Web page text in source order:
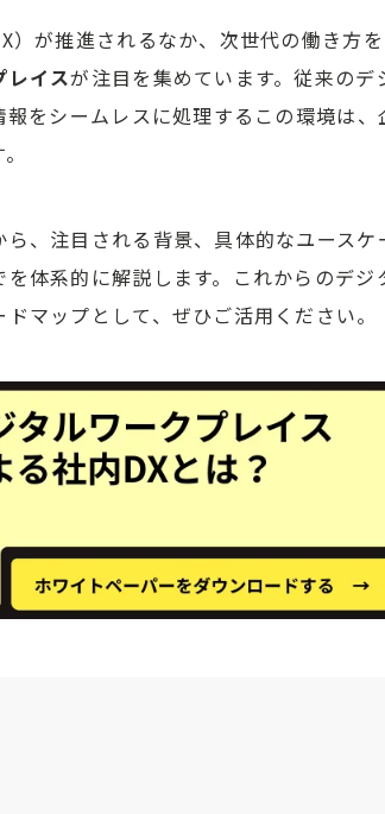
が推進されるなか、次世代の働き方を
レイスが注目を集めています。従来のデ
をシームレスに処理するこの環境は、
、注目される背景、具体的なユースケ
体系的に解説します。これからのデジ
マップとして、ぜひご活用ください。